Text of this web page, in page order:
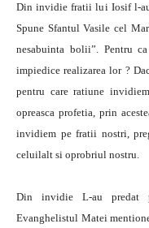
Din invidie fratii lui Iosif l-
Spune Sfantul Vasile cel
nesabuinta bolii”. Pentru
impiedice realizarea lor ?
pentru care ratiune
opreasca profetia, prin
invidiem pe fratii nostri,
celuilalt si oprobriul nostru.
Din invidie L-au predat
Evanghelistul Matei